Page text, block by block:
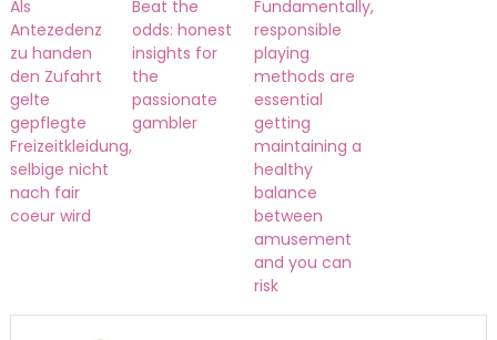
Als
Antezedenz
zu handen
den Zufahrt
gelte
gepflegte
Freizeitkleidung,
selbige nicht
nach fair
coeur wird
Beat the
odds: honest
insights for
the
passionate
gambler
Fundamentally,
responsible
playing
methods are
essential
getting
maintaining a
healthy
balance
between
amusement
and you can
risk